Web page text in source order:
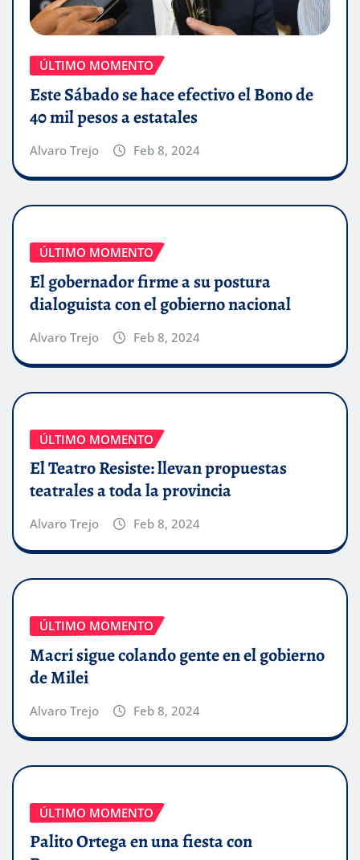
ÚLTIMO MOMENTO
Este Sábado se hace efectivo el Bono de
40 mil pesos a estatales
Alvaro Trejo Feb 8, 2024
ÚLTIMO MOMENTO
El gobernador firme a su postura
dialoguista con el gobierno nacional
Alvaro Trejo Feb 8, 2024
ÚLTIMO MOMENTO
El Teatro Resiste: llevan propuestas
teatrales a toda la provincia
Alvaro Trejo Feb 8, 2024
ÚLTIMO MOMENTO
Macri sigue colando gente en el gobierno
de Milei
Alvaro Trejo Feb 8, 2024
ÚLTIMO MOMENTO
Palito Ortega en una fiesta con